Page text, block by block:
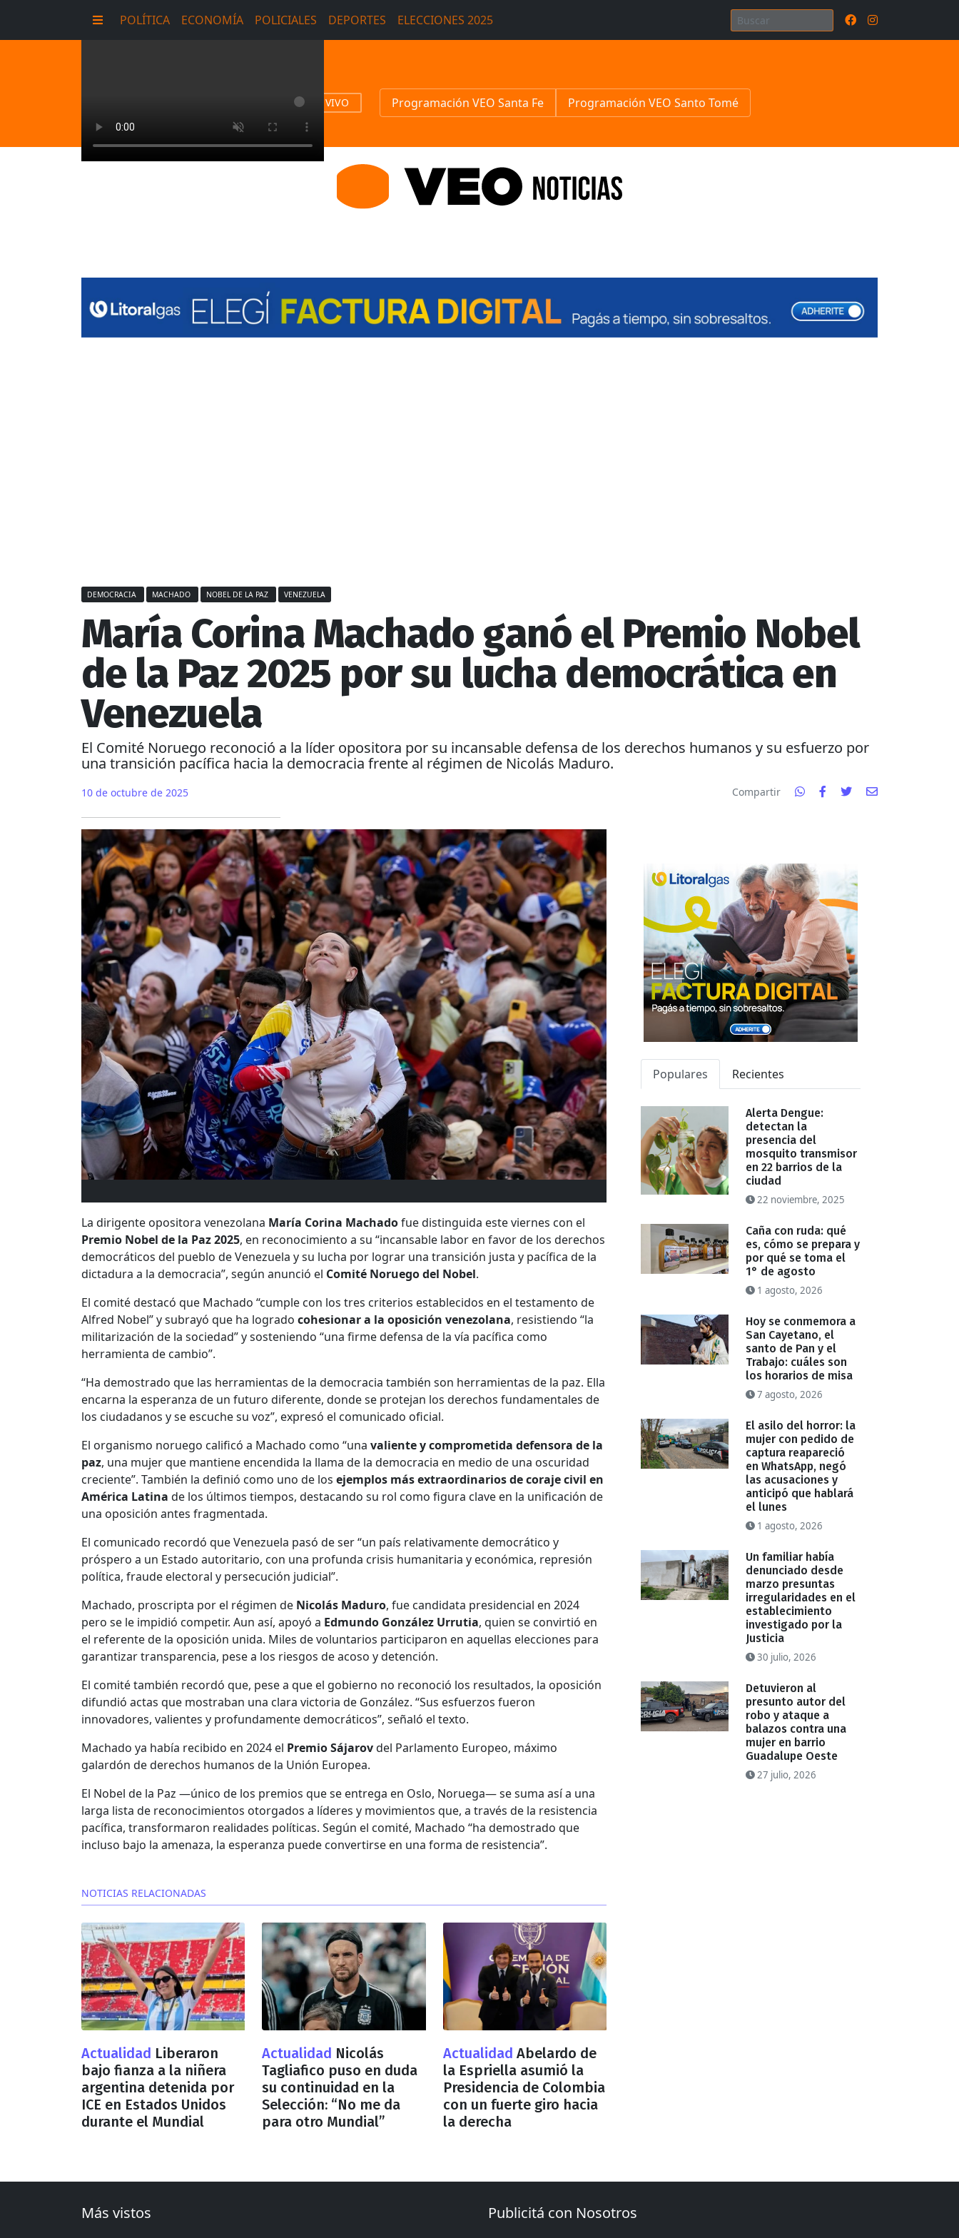
POLÍTICA ECONOMÍA POLICIALES DEPORTES ELECCIONES 2025
EN VIVO Programación VEO Santa Fe Programación VEO Santo Tomé
DEMOCRACIA MACHADO NOBEL DE LA PAZ VENEZUELA
María Corina Machado ganó el Premio Nobel
de la Paz 2025 por su lucha democrática en
Venezuela
El Comité Noruego reconoció a la líder opositora por su incansable defensa de los derechos humanos y su esfuerzo por
una transición pacífica hacia la democracia frente al régimen de Nicolás Maduro.
10 de octubre de 2025 Compartir
La dirigente opositora venezolana María Corina Machadofue distinguida este viernes con el
Premio Nobel de la Paz 2025, en reconocimiento a su “incansable labor en favor de los derechos
democráticos del pueblo de Venezuela y su lucha por lograr una transición justa y pacífica de la
dictadura a la democracia”, según anunció el Comité Noruego del Nobel.
El comité destacó que Machado “cumple con los tres criterios establecidos en el testamento de
Alfred Nobel” y subrayó que ha logrado cohesionar a la oposición venezolana, resistiendo “la
militarización de la sociedad” y sosteniendo “una firme defensa de la vía pacífica como
herramienta de cambio”.
“Ha demostrado que las herramientas de la democracia también son herramientas de la paz. Ella
encarna la esperanza de un futuro diferente, donde se protejan los derechos fundamentales de
los ciudadanos y se escuche su voz”, expresó el comunicado oficial.
El organismo noruego calificó a Machado como “una valiente y comprometida defensora de la
paz, una mujer que mantiene encendida la llama de la democracia en medio de una oscuridad
creciente”. También la definió como uno de los ejemplos más extraordinarios de coraje civil en
América Latina de los últimos tiempos, destacando su rol como figura clave en la unificación de
una oposición antes fragmentada.
El comunicado recordó que Venezuela pasó de ser “un país relativamente democrático y
próspero a un Estado autoritario, con una profunda crisis humanitaria y económica, represión
política, fraude electoral y persecución judicial”.
Machado, proscripta por el régimen de Nicolás Maduro, fue candidata presidencial en 2024
pero se le impidió competir. Aun así, apoyó a Edmundo González Urrutia, quien se convirtió en
el referente de la oposición unida. Miles de voluntarios participaron en aquellas elecciones para
garantizar transparencia, pese a los riesgos de acoso y detención.
El comité también recordó que, pese a que el gobierno no reconoció los resultados, la oposición
difundió actas que mostraban una clara victoria de González. “Sus esfuerzos fueron
innovadores, valientes y profundamente democráticos”, señaló el texto.
Machado ya había recibido en 2024 el Premio Sájarovdel Parlamento Europeo, máximo
galardón de derechos humanos de la Unión Europea.
El Nobel de la Paz —único de los premios que se entrega en Oslo, Noruega— se suma así a una
larga lista de reconocimientos otorgados a líderes y movimientos que, a través de la resistencia
pacífica, transformaron realidades políticas. Según el comité, Machado “ha demostrado que
incluso bajo la amenaza, la esperanza puede convertirse en una forma de resistencia”.
NOTICIAS RELACIONADAS
Actualidad Liberaron
bajo fianza a la niñera
argentina detenida por
ICE en Estados Unidos
durante el Mundial
Actualidad Nicolás
Tagliafico puso en duda
su continuidad en la
Selección: “No me da
para otro Mundial”
Actualidad Abelardo de
la Espriella asumió la
Presidencia de Colombia
con un fuerte giro hacia
la derecha
Populares Recientes
Alerta Dengue:
detectan la
presencia del
mosquito transmisor
en 22 barrios de la
ciudad
22 noviembre, 2025
Caña con ruda: qué
es, cómo se prepara y
por qué se toma el
1° de agosto
1 agosto, 2026
Hoy se conmemora a
San Cayetano, el
santo de Pan y el
Trabajo: cuáles son
los horarios de misa
7 agosto, 2026
El asilo del horror: la
mujer con pedido de
captura reapareció
en WhatsApp, negó
las acusaciones y
anticipó que hablará
el lunes
1 agosto, 2026
Un familiar había
denunciado desde
marzo presuntas
irregularidades en el
establecimiento
investigado por la
Justicia
30 julio, 2026
Detuvieron al
presunto autor del
robo y ataque a
balazos contra una
mujer en barrio
Guadalupe Oeste
27 julio, 2026
Más vistos Publicitá con Nosotros